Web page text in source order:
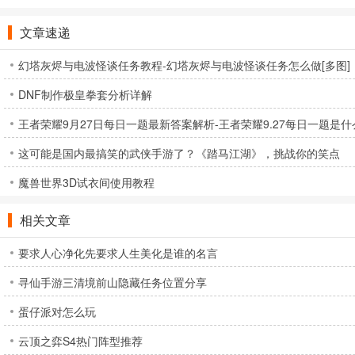
文章速递
幻塔灰烬与电波怪谈任务教程-幻塔灰烬与电波怪谈任务怎么做[多图]
DNF制作极皇拳套分析详解
王者荣耀9月27日每日一题最新答案解析-王者荣耀9.27每日一题是
这可能是国内最搞笑的武侠手游了？《踏马江湖》，挑战你的笑点
魔兽世界3D试衣间使用教程
相关文章
要求人心净化先要求人生美化是谁的名言
寻仙手游三清境前山隐藏任务位置分享
蛋仔派对怎么玩
云顶之弈S4热门阵型推荐